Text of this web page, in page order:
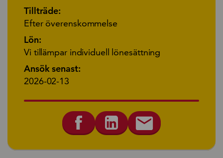
Tillträde:
Efter överenskommelse
Lön:
Vi tillämpar individuell lönesättning
Ansök senast:
2026-02-13